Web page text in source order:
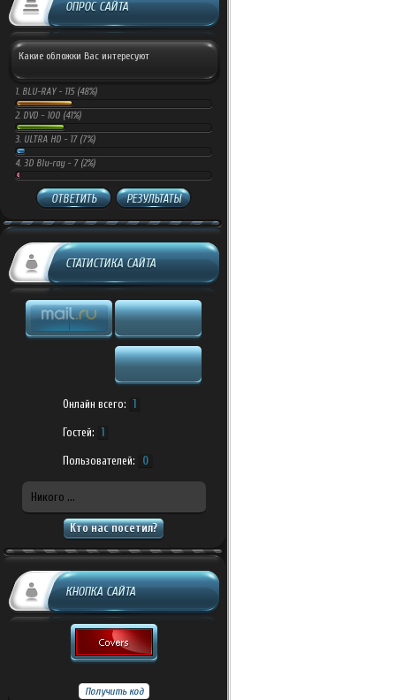
ОПРОС САЙТА
Какие обложки Вас интересуют
1. BLU-RAY - 115 (48%)
2. DVD - 100 (41%)
3. ULTRA HD - 17 (7%)
4. 3D Blu-ray - 7 (2%)
ОТВЕТИТЬ РЕЗУЛЬТАТЫ
СТАТИСТИКА САЙТА
Онлайн всего: 1
Гостей: 1
Пользователей: 0
Никого ...
Кто нас посетил?
КНОПКА САЙТА